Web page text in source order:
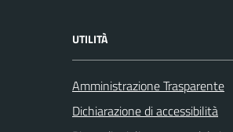
UTILITÀ
Amministrazione Trasparente
Dichiarazione di accessibilità